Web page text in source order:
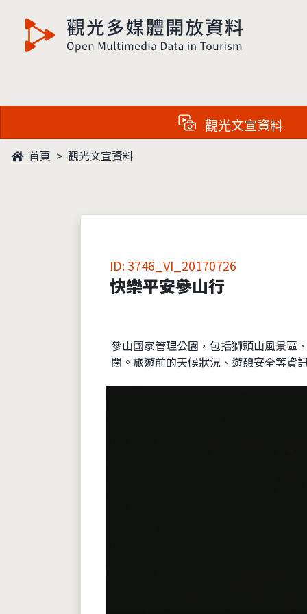
觀光多媒體開放資料
觀光文宣資料
首頁 觀光文宣資料
ID: 3746_VI_20170726
快樂平安參山行
參山國家管理公園，包括獅頭山風景區
闊。旅遊前的天候狀況、遊憩安全等資